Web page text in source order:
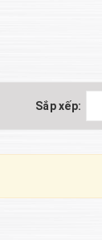
Sắp xếp: